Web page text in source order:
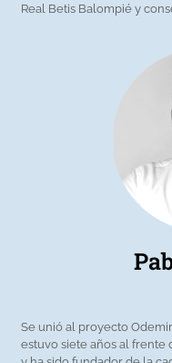
Real Betis Balompié y
Se unió al proyecto
estuvo siete años al frente